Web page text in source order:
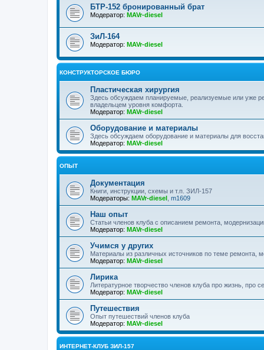
БТР-152 бронированный брат
Модератор: MAVr-diesel
ЗиЛ-164
Модератор: MAVr-diesel
КОНСТРУКТОРСКОЕ БЮРО
Пластическая хирургия
Здесь обсуждаем планируемые, реализуемые или уже
владельцем уровня комфорта.
Модератор: MAVr-diesel
Оборудование и материалы
Здесь обсуждаем оборудование и материалы для
Модератор: MAVr-diesel
ОПЫТ
Документация
Книги, инструкции, схемы и т.п. ЗИЛ-157
Модераторы: MAVr-diesel m1609
Наш опыт
Статьи членов клуба с описанием ремонта,
Модератор: MAVr-diesel
Учимся у других
Материалы из различных источников по теме ремонта,
Модератор: MAVr-diesel
Лирика
Литературное творчество членов клуба про жизнь, про
Модератор: MAVr-diesel
Путешествия
Опыт путешествий членов клуба
Модератор: MAVr-diesel
ИНТЕРНЕТ-КЛУБ ЗИЛ-157